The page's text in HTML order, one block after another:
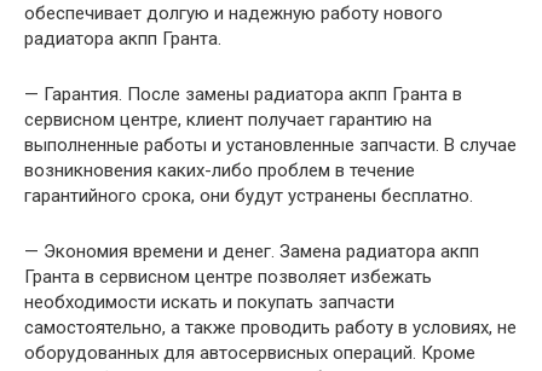
обеспечивает долгую и надежную работу нового
радиатора акпп Гранта.
— Гарантия. После замены радиатора акпп Гранта в
сервисном центре, клиент получает гарантию на
выполненные работы и установленные запчасти. В случае
возникновения каких-либо проблем в течение
гарантийного срока, они будут устранены бесплатно.
— Экономия времени и денег. Замена радиатора акпп
Гранта в сервисном центре позволяет избежать
необходимости искать и покупать запчасти
самостоятельно, а также проводить работу в условиях, не
оборудованных для автосервисных операций. Кроме